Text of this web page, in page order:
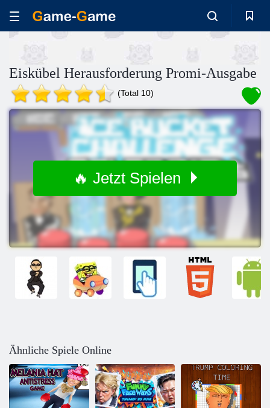
Eiskübel Herausforderung Promi-Ausgabe
(Total 10)
🔥 Jetzt Spielen
Ähnliche Spiele Online